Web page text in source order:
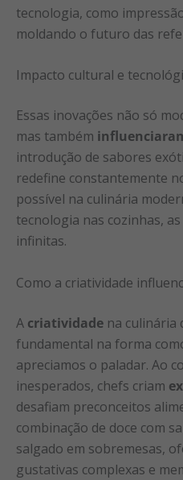
tecnologia, como
moldando o futuro das
Impacto cultural e
Essas inovações não só
mas também
introdução de sabores
redefine constantemente
possível na culinária
tecnologia nas cozinhas,
infinitas.
Como a criatividade
A criatividade na culinária
fundamental na forma
apreciamos o paladar. Ao
inesperados, chefs criam
desafiam preconceitos
combinação de doce com
salgado em sobremesas,
gustativas complexas e